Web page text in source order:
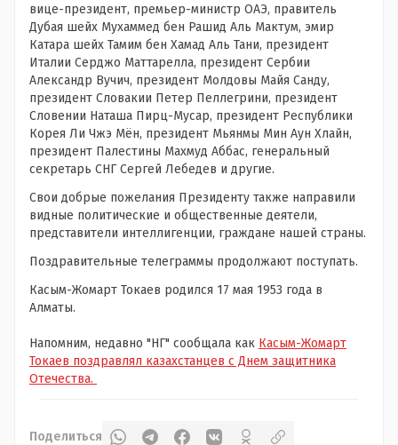
вице-президент, премьер-министр ОАЭ, правитель
Дубая шейх Мухаммед бен Рашид Аль Мактум, эмир
Катара шейх Тамим бен Хамад Аль Тани, президент
Италии Серджо Маттарелла, президент Сербии
Александр Вучич, президент Молдовы Майя Санду,
президент Словакии Петер Пеллегрини, президент
Словении Наташа Пирц-Мусар, президент Республики
Корея Ли Чжэ Мён, президент Мьянмы Мин Аун Хлайн,
президент Палестины Махмуд Аббас, генеральный
секретарь СНГ Сергей Лебедев и другие.
Свои добрые пожелания Президенту также направили
видные политические и общественные деятели,
представители интеллигенции, граждане нашей страны.
Поздравительные телеграммы продолжают поступать.
Касым-Жомарт Токаев родился 17 мая 1953 года в
Алматы.
Напомним, недавно "НГ" сообщала как Касым-Жомарт
Токаев поздравлял казахстанцев с Днем защитника
Отечества.
Поделиться